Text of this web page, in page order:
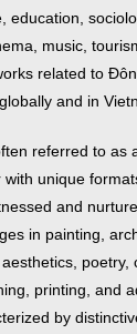
education,
music,
related to
and in
referred to as
unique
and
in painting,
poetry,
printing, and
by